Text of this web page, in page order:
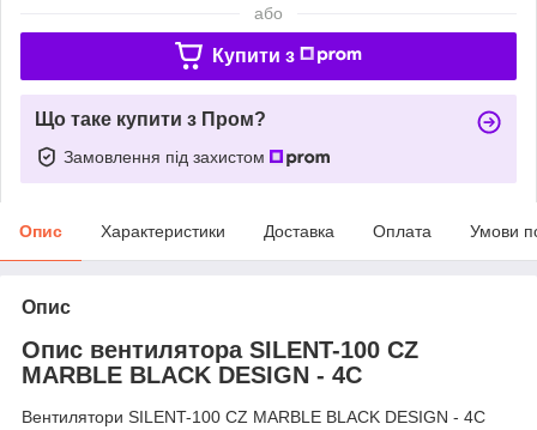
або
Купити з
Що таке купити з Пром?
Замовлення під захистом
Опис Характеристики Доставка Оплата Умови
Опис
Опис вентилятора SILENT-100 CZ
MARBLE BLACK DESIGN - 4C
Вентилятори SILENT-100 CZ MARBLE BLACK DESIGN - 4C